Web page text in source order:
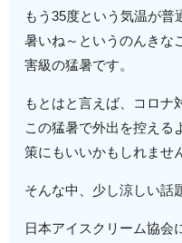
もう35度という気温が普
暑いね～というのんきな
害級の猛暑です。
もとはと言えば、コロナ
この猛暑で外出を控える
策にもいいかもしれませ
そんな中、少し涼しい話
日本アイスクリーム協会